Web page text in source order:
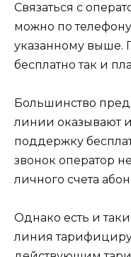
Связаться с
можно по
указанному выше.
бесплатно так и
Большинство
линии оказывают
поддержку
звонок оператор
личного счета
Однако есть и
линия